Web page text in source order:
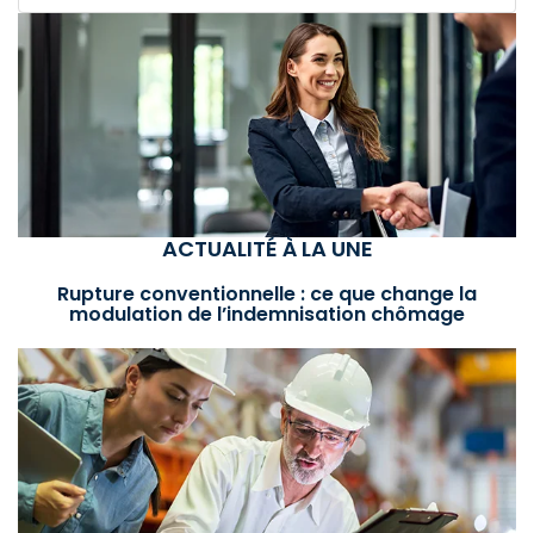
ACTUALITÉ À LA UNE
Rupture conventionnelle : ce que change la
modulation de l’indemnisation chômage